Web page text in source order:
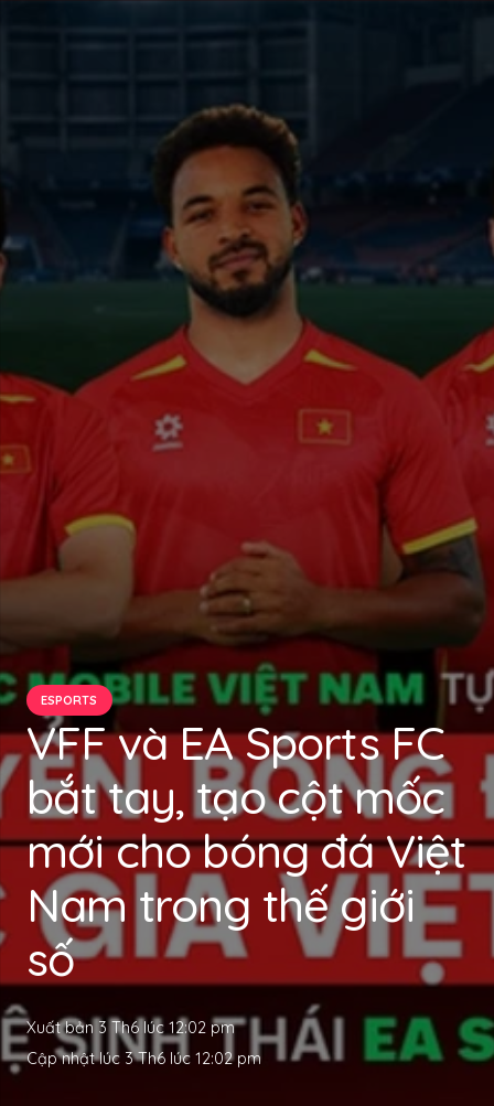
ESPORTS
VFF và EA Sports FC
bắt tay, tạo cột mốc
mới cho bóng đá Việt
Nam trong thế giới
số
Xuất bản 3 Th6 lúc 12:02 pm
Cập nhật lúc 3 Th6 lúc 12:02 pm